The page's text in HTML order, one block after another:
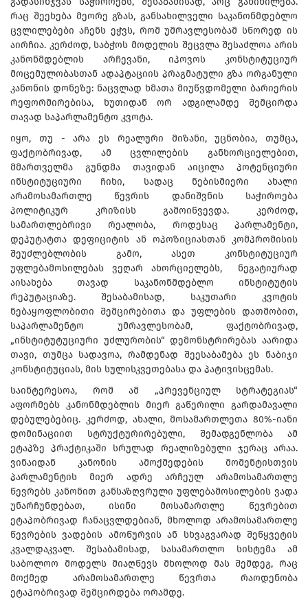
რაც შეეხება მეორე გზას, განსახილველი საკანონმდებლო
ცვლილებები აჩენს ეჭვს, რომ უმრავლესობამ სწორედ ის
აირჩია. კერძოდ, საბჭოს მოდელის შეცვლა შესაძლოა არის
კანონმდებლის არჩევანი, იპოვოს კონსტიტუციურ
მოცემულობასთან ადაპტაციის პრაგმატული გზა ორგანული
კანონის დონეზე: ნაცვლად ხმათა მიუწვდომელი ბარიერის
რეფორმირებისა, ხუთიდან ორ ადგილამდე შემცირდა
თავად საპარლამენტო კვოტა.
იყო, თუ - არა ეს რეალური მიზანი, უცნობია, თუმცა,
ფაქტობრივად, ამ ცვლილების განხორციელებით,
მმართველმა გუნდმა თავიდან აიცილა პოტენციური
ინსტიტუციური ჩიხი, სადაც ნებისმიერი ახალი
არამოსამართლე წევრის დანიშვნის საჭიროება
პოლიტიკურ კრიზისს გამოიწვევდა. კერძოდ,
სამართლებრივი რეალობა, როდესაც პარლამენტი,
დეპუტატთა დეფიციტის ან ოპოზიციასთან კომპრომისის
შეუძლებლობის გამო, ასეთ კონსტიტუციურ
უფლებამოსილებას ვეღარ ახორციელებს, ნეგატიურად
აისახება თავად საკანონმდებლო ინსტიტუტის
რეპუტაციაზე. შესაბამისად, საკუთარი კვოტის
ნებაყოფლობითი შემცირებითა და უფლების დათმობით,
საპარლამენტო უმრავლესობამ, ფაქტობრივად,
„ინსტიტუტუციური უძლურობის“ დემონსტრირებას აარიდა
თავი, თუმცა სადავოა, რამდენად შეესაბამება ეს ნაბიჯი
კონსტიტუციას, მის სულისკვეთებასა და პატივისცემას.
საინტერესოა, რომ ამ „პრევენციულ სტრატეგიას“
აფორმებს კანონმდებლის მიერ გაწერილი გარდამავალი
დებულებებიც. კერძოდ, ახალი, მოსამართლეთა 80%-იანი
დომინაციით სტრუქტურირებული, შემადგენლობა ამ
ეტაპზე პრაქტიკაში სრულად რეალიზებული ჯერაც არაა.
ვინაიდან კანონის ამოქმედების მომენტისთვის
პარლამენტის მიერ ადრე არჩეულ არამოსამართლე
წევრებს კანონით განსაზღვრული უფლებამოსილების ვადა
უნარჩუნდებათ, ისინი მოსამართლე წევრებით
ეტაპობრივად ჩანაცვლდებიან, მხოლოდ არამოსამართლე
წევრების ვადების ამოწურვის ან სხვაგვარად შეწყვეტის
კვალდაკვალ. შესაბამისად, სასამართლო სისტემა ამ
საბოლოო მოდელს მიაღწევს მხოლოდ მას შემდეგ, რაც
მოქმედ არამოსამართლე წევრთა რაოდენობა
ეტაპობრივად შემცირდება ორამდე.